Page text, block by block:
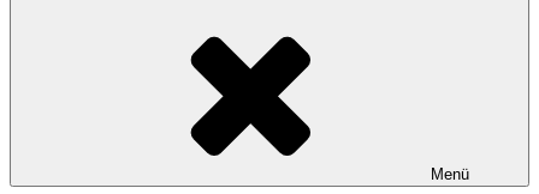
Menü